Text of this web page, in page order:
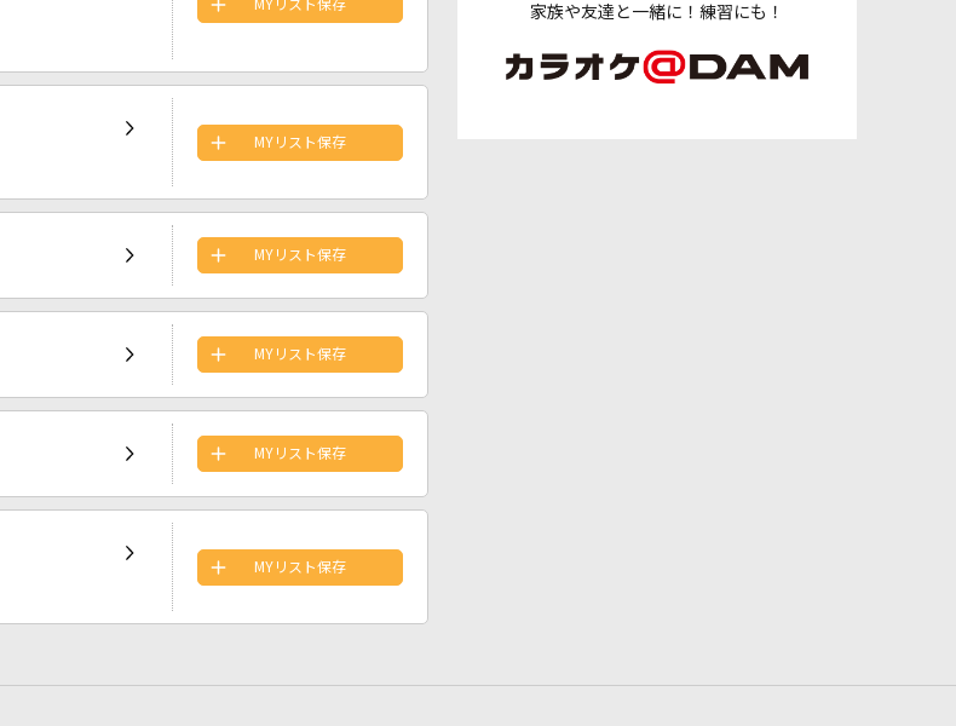
家族や友達と一緒に！練習にも！
MYリスト保存
MYリスト保存
MYリスト保存
MYリスト保存
MYリスト保存
MYリスト保存